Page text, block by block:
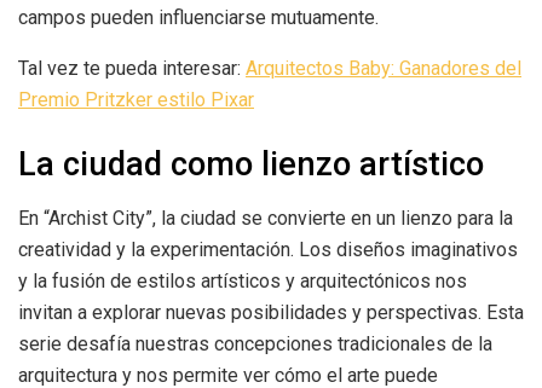
campos pueden influenciarse mutuamente.
Tal vez te pueda interesar: Arquitectos Baby: Ganadores del
Premio Pritzker estilo Pixar
La ciudad como lienzo artístico
En “Archist City”, la ciudad se convierte en un lienzo para la
creatividad y la experimentación. Los diseños imaginativos
y la fusión de estilos artísticos y arquitectónicos nos
invitan a explorar nuevas posibilidades y perspectivas. Esta
serie desafía nuestras concepciones tradicionales de la
arquitectura y nos permite ver cómo el arte puede